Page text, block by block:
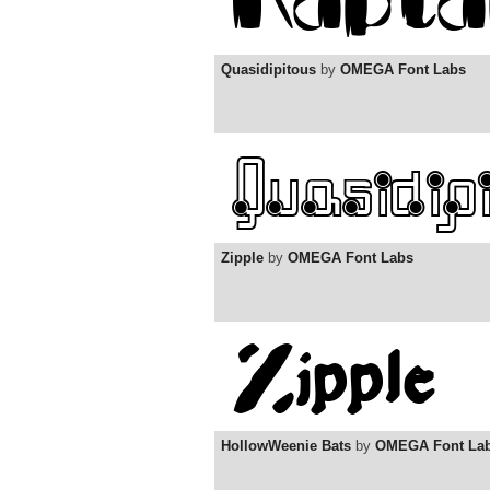
Quasidipitous by OMEGA Font Labs
Zipple by OMEGA Font Labs
HollowWeenie Bats by OMEGA Font